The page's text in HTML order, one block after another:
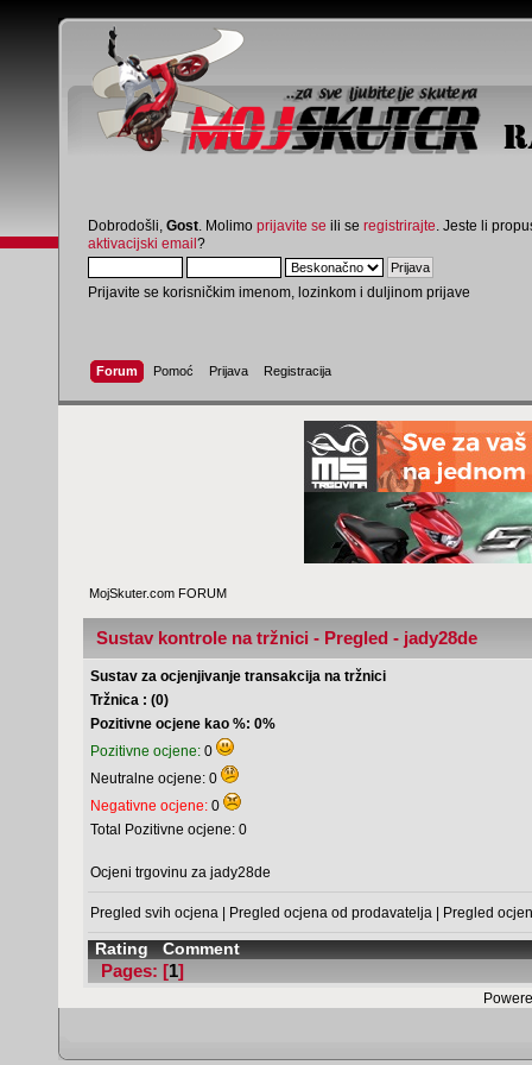
Dobrodošli, Gost . Molimo prijavite se ili se registrirajte . Jeste li
aktivacijski email?
Prijavite se korisničkim imenom, lozinkom i duljinom prijave
Forum Pomoć Prijava Registracija
MojSkuter.com FORUM
Sustav kontrole na tržnici - Pregled - jady28de
Sustav za ocjenjivanje transakcija na tržnici
Tržnica : (0)
Pozitivne ocjene kao %: 0%
Pozitivne ocjene: 0
Neutralne ocjene: 0
Negativne ocjene: 0
Total Pozitivne ocjene: 0
Ocjeni trgovinu za jady28de
Pregled svih ocjena | Pregled ocjena od prodavatelja | Pregled
Rating Comment
Pages: [1]